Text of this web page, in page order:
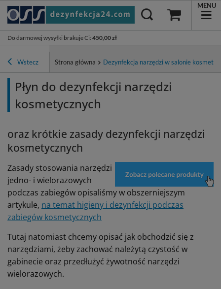
Do darmowej wysyłki brakuje Ci: 450,00 zł
MENU
Wstecz Strona główna Dezynfekcja narzędzi w salonie
Płyn do dezynfekcji narzędzi
kosmetycznych
oraz krótkie zasady dezynfekcji narzędzi
kosmetycznych
Zasady stosowania narzędzi
jedno- i wielorazowych
podczas zabiegów opisaliśmy w obszerniejszym
artykule, na temat higieny i dezynfekcji podczas
zabiegów kosmetycznych
Tutaj natomiast chcemy opisać jak obchodzić się z
narzędziami, żeby zachować należytą czystość w
gabinecie oraz przedłużyć żywotność narzędzi
wielorazowych.